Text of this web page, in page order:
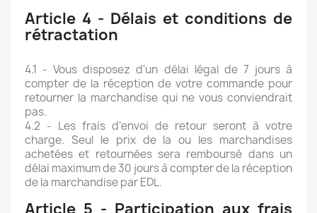
Article 4 - Délais et conditions de
rétractation
4.1 - Vous disposez d'un délai légal de 7 jours à
compter de la réception de votre commande pour
retourner la marchandise qui ne vous conviendrait
pas.
4.2 - Les frais d'envoi de retour seront à votre
charge. Seul le prix de la ou les marchandises
achetées et retournées sera remboursé dans un
délai maximum de 30 jours à compter de la réception
de la marchandise par EDL.